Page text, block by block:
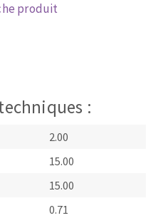
produit
:
2.00
15.00
15.00
0.71